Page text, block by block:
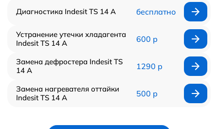
Диагностика Indesit TS 14 A бесплатно
Устранение утечки хладагента
Indesit TS 14 A
600 р
Замена дефростера Indesit TS
14 A
1290 р
Замена нагревателя оттайки
Indesit TS 14 A
500 р